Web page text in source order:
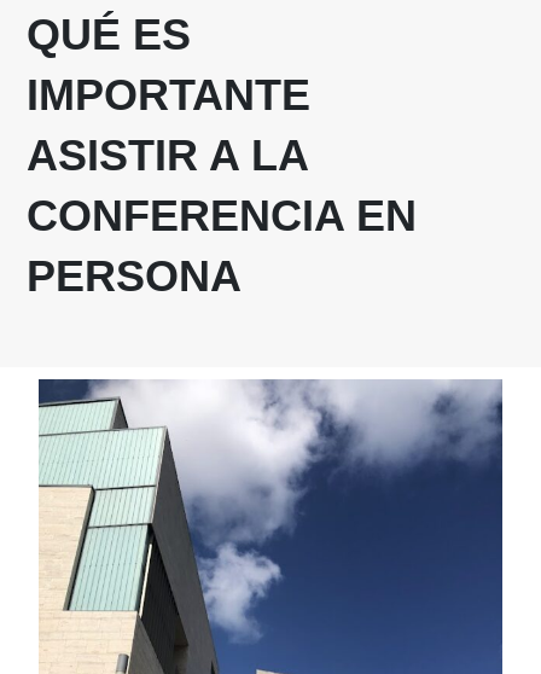
QUÉ ES
IMPORTANTE
ASISTIR A LA
CONFERENCIA EN
PERSONA